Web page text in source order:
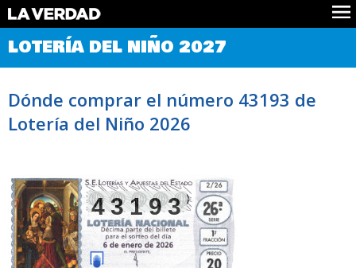
Comprobar Loteria del Niño
Premios
Noticias
Datos
LOTERÍA DEL NIÑO 2027
Dónde comprar el número 43193 de
Lotería del Niño 2026
43193